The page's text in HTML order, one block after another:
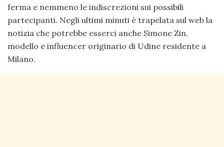
ferma e nemmeno le indiscrezioni sui possibili
partecipanti. Negli ultimi minuti è trapelata sul web la
notizia che potrebbe esserci anche Simone Zin,
modello e influencer originario di Udine residente a
Milano.